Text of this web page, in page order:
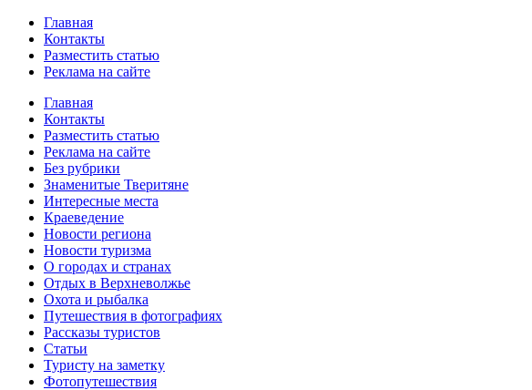
Главная
Контакты
Разместить статью
Реклама на сайте
Главная
Контакты
Разместить статью
Реклама на сайте
Без рубрики
Знаменитые Тверитяне
Интересные места
Краеведение
Новости региона
Новости туризма
О городах и странах
Отдых в Верхневолжье
Охота и рыбалка
Путешествия в фотографиях
Рассказы туристов
Статьи
Туристу на заметку
Фотопутешествия